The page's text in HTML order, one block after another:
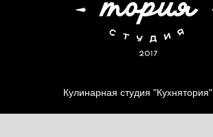
Кулинарная студия "Кухнятория"